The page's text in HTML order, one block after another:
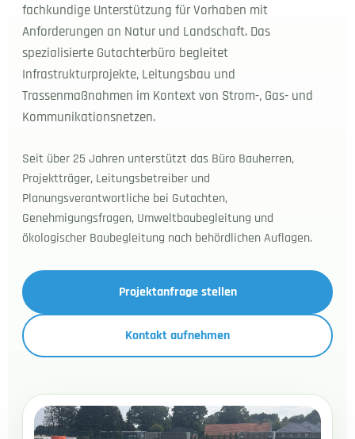
fachkundige Unterstützung für Vorhaben mit
Anforderungen an Natur und Landschaft. Das
spezialisierte Gutachterbüro begleitet
Infrastrukturprojekte, Leitungsbau und
Trassenmaßnahmen im Kontext von Strom-, Gas- und
Kommunikationsnetzen.
Seit über 25 Jahren unterstützt das Büro Bauherren,
Projektträger, Leitungsbetreiber und
Planungsverantwortliche bei Gutachten,
Genehmigungsfragen, Umweltbaubegleitung und
ökologischer Baubegleitung nach behördlichen Auflagen.
Projektanfrage stellen
Kontakt aufnehmen